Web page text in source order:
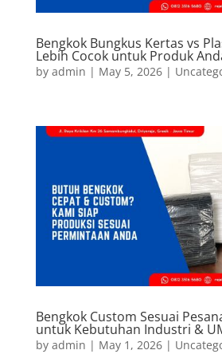
Bengkok Bungkus Kertas vs
Lebih Cocok untuk Produk
by admin | May 5, 2026|
Bengkok Custom Sesuai
untuk Kebutuhan Industri &
by admin | May 1, 2026|